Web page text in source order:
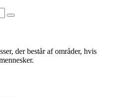
der består af områder, hvis